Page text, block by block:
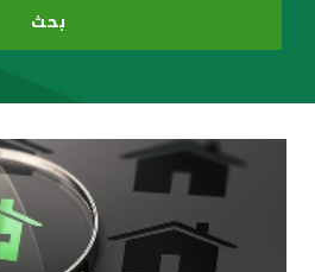
مصر
مملكة البحرين
بحث